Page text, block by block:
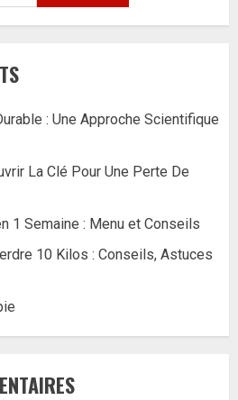
: Une Approche Scientifique
La Clé Pour Une Perte De
1 Semaine : Menu et Conseils
10 Kilos : Conseils, Astuces